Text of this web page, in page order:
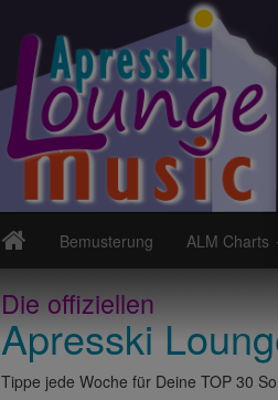
Bemusterung ALM Charts
Die offiziellen
Apresski
Tippe jede Woche für Deine TOP 30